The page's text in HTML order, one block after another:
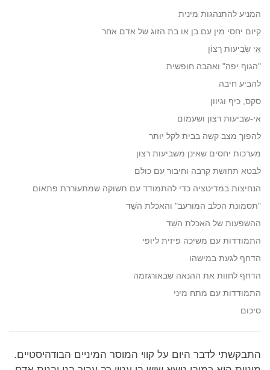
המניע להתנהגות מינית
קיום יחסי מין עם בן או בת הזוג של אדם אחר
אִי שְׂבִיעוּת רָצוֹן
"הגוף יפה" ואהבה חופשית
להביע חיבה
סקס, כיף וגיוון
אי-שביעות רצון ושעמום
להפוך מצב קשה בבית לקל יותר
מערכות יחסים שאינן משביעות רצון
לבטא תחושת קִרבה וחיבור עם כולם
הנחיצות במדיטציה כדי להתמודד עם תשוקה שמתעוררת פתאום
"תסמונת הכלב המורעב" והאכלת השֵׁד
ההשפעות של האכלת השֵׁד
התמודדות עם משיכה פיזית ליופי
הדחף לגעת במישהו
הדחף לחוות את ההנאה שבאורגזמה
התמודדות עם מתח מיני
סיכום
התבקשתי לדבר היום על קווי המוסר המיניים הבודהיסטיים.